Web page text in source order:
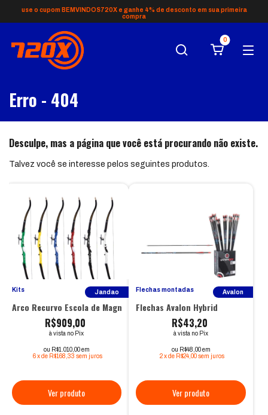
use o cupom BEMVINDOS720X e ganhe 4% de desconto em sua primeira
compra
0
Erro - 404
Desculpe, mas a página que você está procurando não existe.
Talvez você se interesse pelos seguintes produtos.
Kits Jandao
Arco Recurvo Escola de Magnésio - Kit Completo
R$909,00
à vista no Pix
ou R$1.010,00 em
6 xde R$168,33 sem juros
Flechas montadas Avalon
Flechas Avalon Hybrid
R$43,20
à vista no Pix
ou R$48,00 em
2 xde R$24,00 sem juros